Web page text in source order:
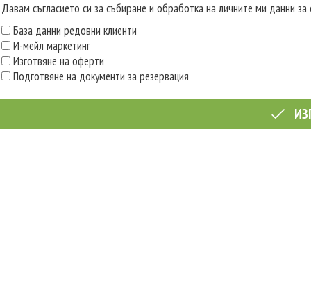
Давам съгласието си за събиране и обработка на личните ми данни за
База данни редовни клиенти
И-мейл маркетинг
Изготвяне на оферти
Подготвяне на документи за резервация